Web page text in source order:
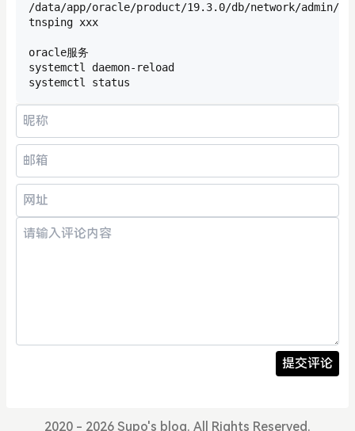
/data/app/oracle/product/19.3.0/db/network/admin/
tnsping xxx
oracle服务
systemctl daemon-reload
systemctl status
提交评论
2020 - 2026 Supo's blog. All Rights Reserved.